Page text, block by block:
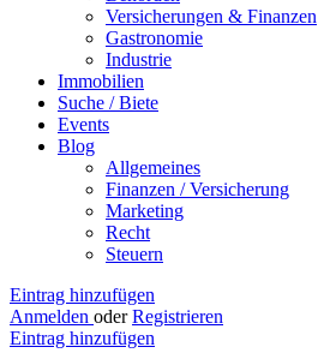
Versicherungen & Finanzen
Gastronomie
Industrie
Immobilien
Suche / Biete
Events
Blog
Allgemeines
Finanzen / Versicherung
Marketing
Recht
Steuern
Eintrag hinzufügen
Anmelden oder Registrieren
Eintrag hinzufügen